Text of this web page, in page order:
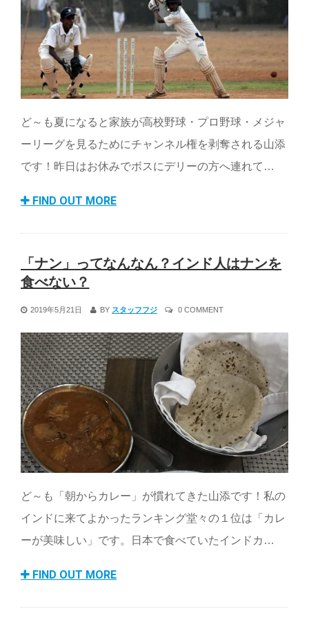
ど～も夏になると家族が高校野球・プロ野球・メジャ
ーリーグを見るためにチャンネル権を剥奪される山添
です！昨日はお休みでボスにデリーの方へ連れて…
FIND OUT MORE
「ナン」ってなんなん？インド人はナンを
食べない？
2019年5月21日 BY スタッフフジ 0 COMMENT
ど～も「朝からカレー」が慣れてきた山添です！私の
インドに来てよかったランキング堂々の１位は「カレ
ーが美味しい」です。日本で食べていたインドカ…
FIND OUT MORE